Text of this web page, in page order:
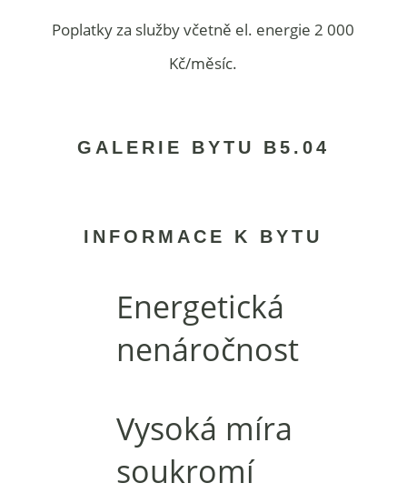
Poplatky za služby včetně el. energie 2 000
Kč/měsíc.
GALERIE BYTU B5.04
INFORMACE K BYTU
Energetická
nenáročnost
Vysoká míra
soukromí